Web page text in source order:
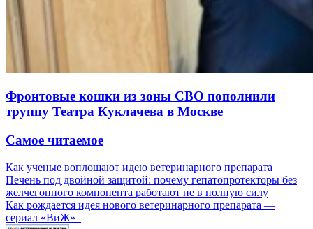
Фронтовые кошки из зоны СВО пополнили
труппу Театра Куклачева в Москве
Самое читаемое
Как ученые воплощают идею ветеринарного препарата
Печень под двойной защитой: почему гепатопротекторы без
желчегонного компонента работают не в полную силу
Как рождается идея нового ветеринарного препарата —
сериал «ВиЖ»